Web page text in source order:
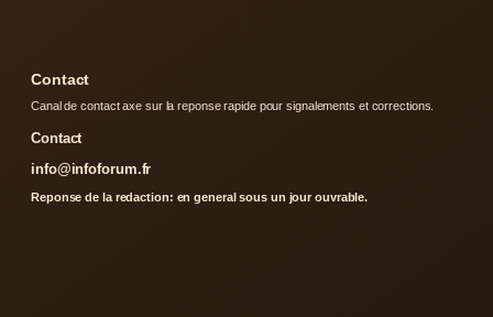
Contact
Canal de contact axe sur la reponse rapide pour signalements et corrections.
Contact
info@infoforum.fr
Reponse de la redaction: en general sous un jour ouvrable.